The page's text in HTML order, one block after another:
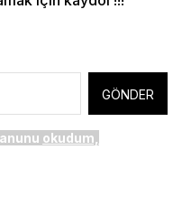
GÖNDER
okudum,